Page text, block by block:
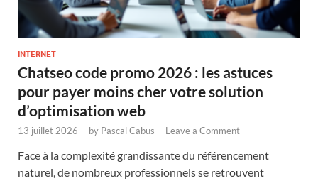
INTERNET
Chatseo code promo 2026 : les astuces
pour payer moins cher votre solution
d’optimisation web
13 juillet 2026 - by Pascal Cabus - Leave a Comment
Face à la complexité grandissante du référencement
naturel, de nombreux professionnels se retrouvent